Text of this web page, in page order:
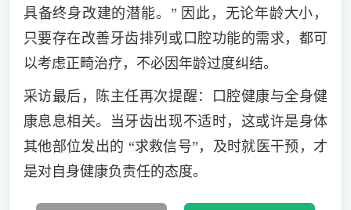
具备终身改建的潜能。” 因此，无论年龄大小，
只要存在改善牙齿排列或口腔功能的需求，都可
以考虑正畸治疗，不必因年龄过度纠结。
采访最后，陈主任再次提醒：口腔健康与全身健
康息息相关。当牙齿出现不适时，这或许是身体
其他部位发出的 “求救信号”，及时就医干预，才
是对自身健康负责任的态度。